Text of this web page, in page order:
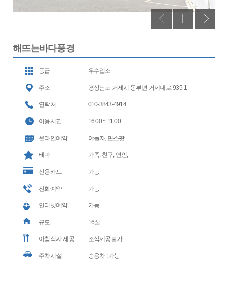
해뜨는바다풍경
등급 우수업소
주소 경상남도 거제시 동부면 거제대로 935-1
연락처 010-3843-4914
이용시간 16:00 ~ 11:00
온라인예약 야놀자, 핀스팟
테마 가족, 친구, 연인,
신용카드 가능
전화예약 가능
인터넷예약 가능
규모 16실
아침식사 제공 조식제공불가
주차시설 승용차 : 가능